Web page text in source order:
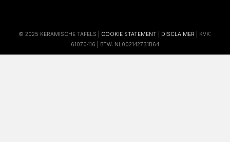
© 2025 KERAMISCHE TAFELS | COOKIE STATEMENT DISCLAIMER | KVK:
61070416 | BTW: NL002142731B64